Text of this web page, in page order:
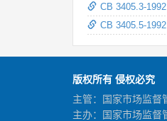
CB 3405.3-
CB 3405.5-
版权所有 侵权必究
主管：国家市场监督
主办：国家市场监督